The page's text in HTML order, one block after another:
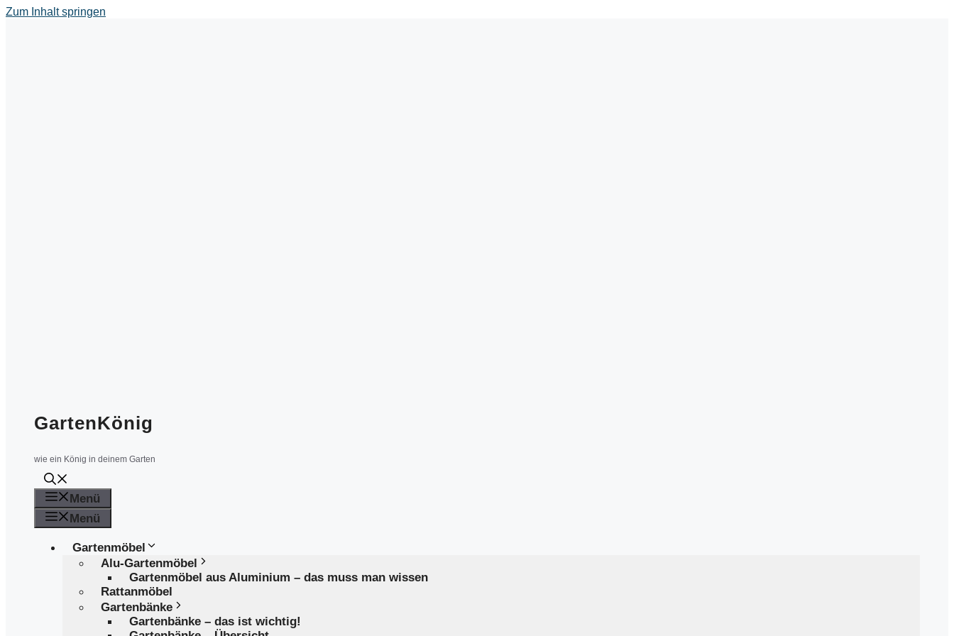
Zum Inhalt springen
GartenKönig
wie ein König in deinem Garten
Menü
Menü
Gartenmöbel
Alu-Gartenmöbel
Gartenmöbel aus Aluminium – das muss man wissen
Rattanmöbel
Gartenbänke
Gartenbänke – das ist wichtig!